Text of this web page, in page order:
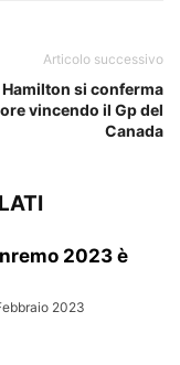
Articolo successivo
si conferma
vincendo il Gp del
Canada
2023 è
2023